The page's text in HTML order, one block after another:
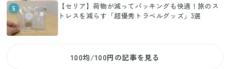
5
【セリア】荷物が減ってパッキングも快適！旅のス
トレスを減らす「超優秀トラベルグッズ」3選
100均/100円の記事を見る